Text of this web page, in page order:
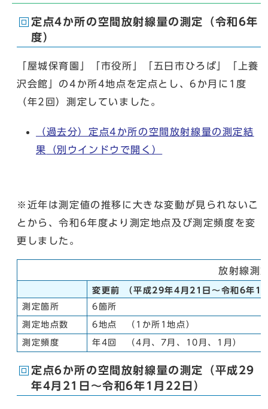
定点4か所の空間放射線量の測定（令和6年
度）
「屋城保育園」「市役所」「五日市ひろば」「上養
沢会館」の4か所4地点を定点とし、6か月に1度
（年2回）測定していました。
（過去分）定点4か所の空間放射線量の測定結
果
（別ウインドウで開く）
※近年は測定値の推移に大きな変動が見られないこ
とから、令和6年度より測定地点及び測定頻度を変
更しました。
放射線測
変更前 （平成29年4月21日～令和6年1
測定箇所
6箇所
測定地点数 6地点 （1か所1地点）
測定頻度 年4回 （4月、7月、10月、1月）
定点6か所の空間放射線量の測定（平成29
年4月21日～令和6年1月22日）